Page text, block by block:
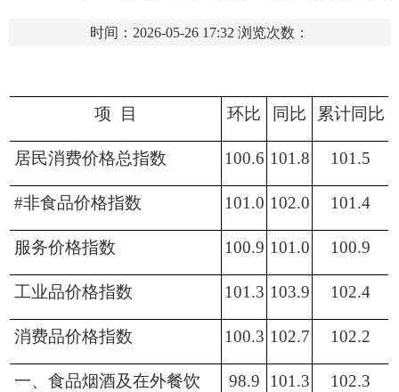
时间：2026-05-26 17:32 浏览次数：
项 目 环比 同比 累计同比
居民消费价格总指数 100.6 101.8 101.5
#非食品价格指数 101.0 102.0 101.4
服务价格指数 100.9 101.0 100.9
工业品价格指数 101.3 103.9 102.4
消费品价格指数 100.3 102.7 102.2
一、食品烟酒及在外餐饮 98.9 101.3 102.3